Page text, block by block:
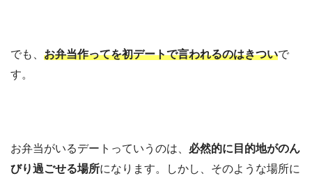
でも、 お弁当作ってを初デートで言われるのはきついで
す。
お弁当がいるデートっていうのは、 必然的に目的地がのん
びり過ごせる場所になります。しかし、そのような場所に